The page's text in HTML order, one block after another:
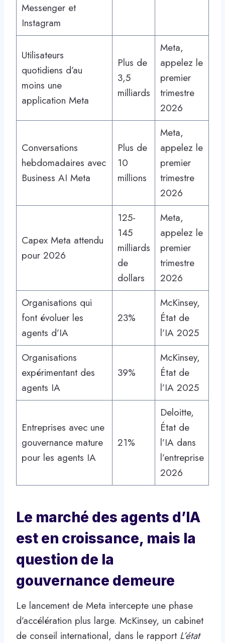
Messenger et
Instagram
Utilisateurs
quotidiens d’au
moins une
application Meta
Plus de
3,5
milliards
Meta,
appelez le
premier
trimestre
2026
Conversations
hebdomadaires avec
Business AI Meta
Plus de
10
millions
Meta,
appelez le
premier
trimestre
2026
Capex Meta attendu
pour 2026
125-
145
milliards
de
dollars
Meta,
appelez le
premier
trimestre
2026
Organisations qui
font évoluer les
agents d’IA
23%
McKinsey,
État de
l’IA 2025
Organisations
expérimentant des
agents IA
39%
McKinsey,
État de
l’IA 2025
Entreprises avec une
gouvernance mature
pour les agents IA
21%
Deloitte,
État de
l’IA dans
l’entreprise
2026
Le marché des agents d’IA
est en croissance, mais la
question de la
gouvernance demeure
Le lancement de Meta intercepte une phase
d’accélération plus large. McKinsey, un cabinet
de conseil international, dans le rapport L’état